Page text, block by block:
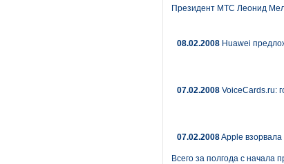
Президент МТС Леонид
08.02.2008 Huawei
07.02.2008 VoiceCards.ru:
07.02.2008Apple
Всего за полгода с